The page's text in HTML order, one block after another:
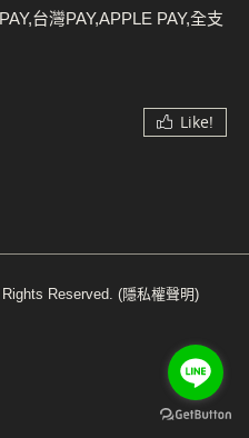
台灣PAY,APPLE PAY,全支
Like!
Reserved. (隱私權聲明)